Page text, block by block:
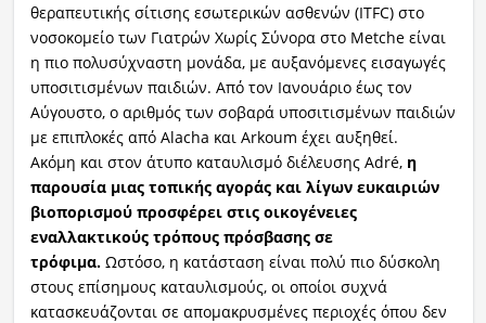
θεραπευτικής σίτισης εσωτερικών ασθενών (ITFC) στο
νοσοκομείο των Γιατρών Χωρίς Σύνορα στο Metche είναι
η πιο πολυσύχναστη μονάδα, με αυξανόμενες εισαγωγές
υποσιτισμένων παιδιών. Από τον Ιανουάριο έως τον
Αύγουστο, ο αριθμός των σοβαρά υποσιτισμένων παιδιών
με επιπλοκές από Alacha και Arkoum έχει αυξηθεί.
Ακόμη και στον άτυπο καταυλισμό διέλευσης Adré, η
παρουσία μιας τοπικής αγοράς και λίγων ευκαιριών
βιοπορισμού προσφέρει στις οικογένειες
εναλλακτικούς τρόπους πρόσβασης σε
τρόφιμα.Ωστόσο, η κατάσταση είναι πολύ πιο δύσκολη
στους επίσημους καταυλισμούς, οι οποίοι συχνά
κατασκευάζονται σε απομακρυσμένες περιοχές όπου δεν